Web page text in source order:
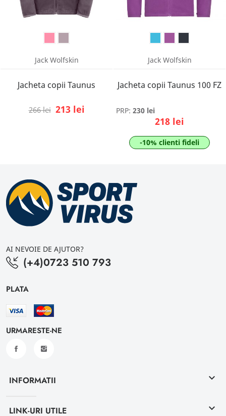
Jack Wolfskin
Jacheta copii Taunus
266 lei 213 lei
Jack Wolfskin
Jacheta copii Taunus 100 FZ
PRP: 230 lei
218 lei
-10% clienti fideli
AI NEVOIE DE AJUTOR?
(+4)0723 510 793
PLATA
URMARESTE-NE
INFORMATII keyboard_arrow_down
LINK-URI UTILE keyboard_arrow_down